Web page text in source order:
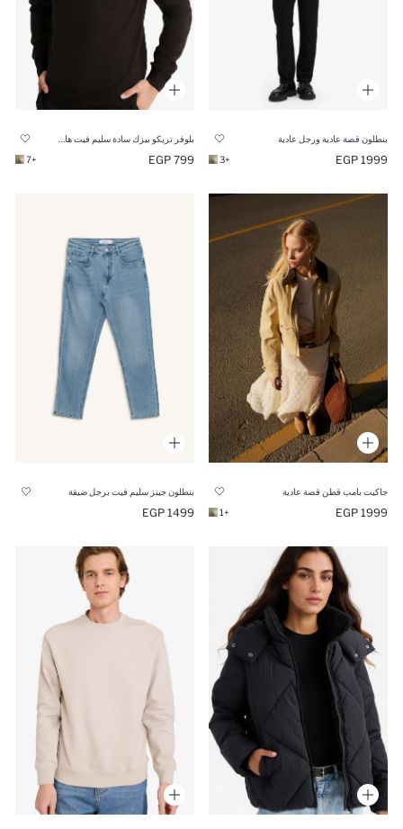
بنطلون قصة عادية ورجل عادية
1999 EGP
+3
799 EGP
+7
جاكيت بامب قطن قصة عادية
1999 EGP
+1
بنطلون جينز سليم فيت برجل ضيقة
1499 EGP